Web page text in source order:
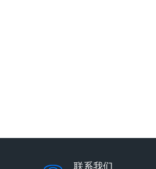
联系我们